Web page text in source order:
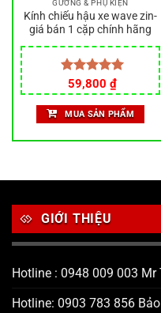
GƯƠNG & PHỤ KIỆN
Kính chiếu hậu xe wave zin-
giá bán 1 cặp chính hãng
Được xếp
hạng5.00
5 sao
59,800 ₫
MUA SẢN PHẨM
GIỚI THIỆU
Hotline : 0948 009 003
Hotline: 0903 783 856